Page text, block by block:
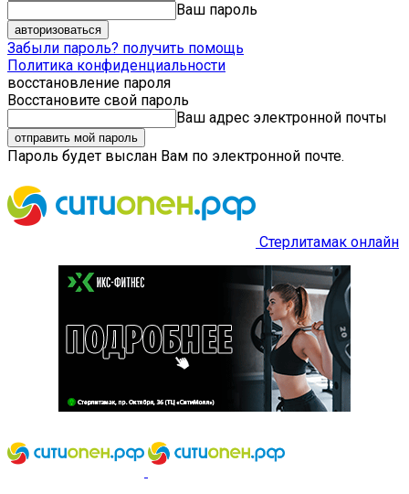
Ваш пароль
Забыли пароль? получить помощь
Политика конфиденциальности
восстановление пароля
Восстановите свой пароль
Ваш адрес электронной почты
Пароль будет выслан Вам по электронной почте.
Стерлитамак онлайн